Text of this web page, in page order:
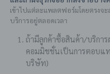
เข้าไปแต่ละแพลตฟอร์มโดยตรงจ
บริการอยู่ตลอดเวลา
ถ้ามีลูกค้าซื้อสินค้า/บริกา
คอมมิชชั่นเป็นการตอบแ
บริษัท)